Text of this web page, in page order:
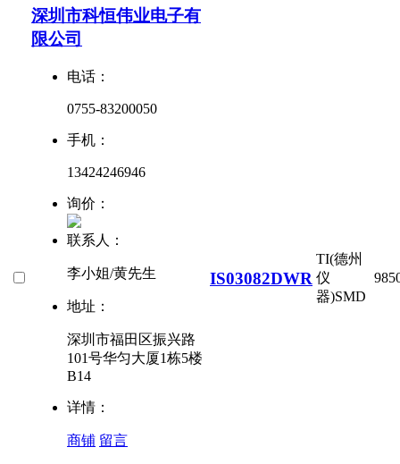
深圳市科恒伟业电子有
限公司
电话：
0755-83200050
手机：
13424246946
询价：
联系人：
李小姐/黄先生
地址：
深圳市福田区振兴路
101号华匀大厦1栋5楼
B14
详情：
商铺 留言
IS03082DWR
TI(德州
仪
器)SMD